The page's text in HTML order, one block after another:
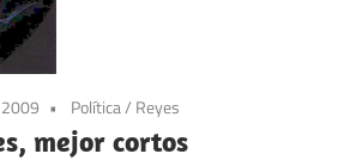
Política/ Reyes
mejor cortos